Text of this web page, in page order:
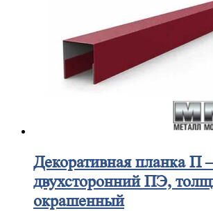
Декоративнаяпланка П
двухсторонний ПЭ,
окрашенный